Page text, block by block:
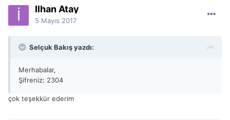
İlhan Atay
5 Mayıs 2017
Selçuk Bakış yazdı:
Merhabalar,
Şifreniz: 2304
çok teşekkür ederim